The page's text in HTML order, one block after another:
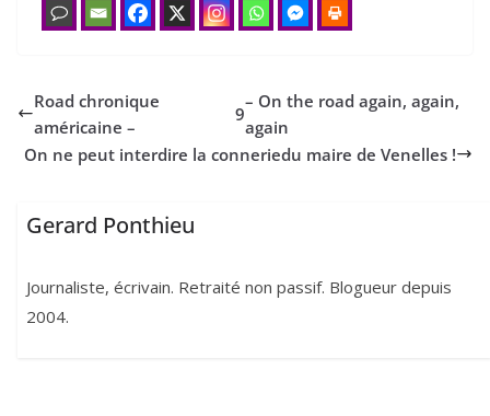
Road chronique
américaine –
9
– On the road again, again,
again
On ne peut interdire la conneriedu maire de Venelles !
Gerard Ponthieu
Journaliste, écrivain. Retraité non passif. Blogueur depuis
2004.